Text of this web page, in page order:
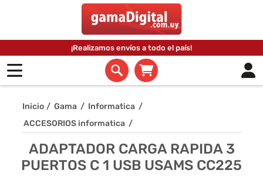
¡Realizamos envíos a todo el país!
Inicio / Gama / Informatica /
ACCESORIOS informatica /
ADAPTADOR CARGA RAPIDA 3
PUERTOS C 1 USB USAMS CC225